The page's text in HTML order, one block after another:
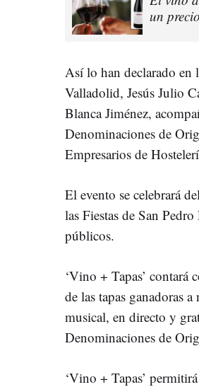
un
Así lo han declarado en
Valladolid, Jesús Julio
Blanca Jiménez,
Denominaciones de
Empresarios de
El evento se celebrará del
las Fiestas de San
públicos.
‘Vino + Tapas’ contará
de las tapas ganadoras
musical, en directo y
Denominaciones de
‘Vino + Tapas’